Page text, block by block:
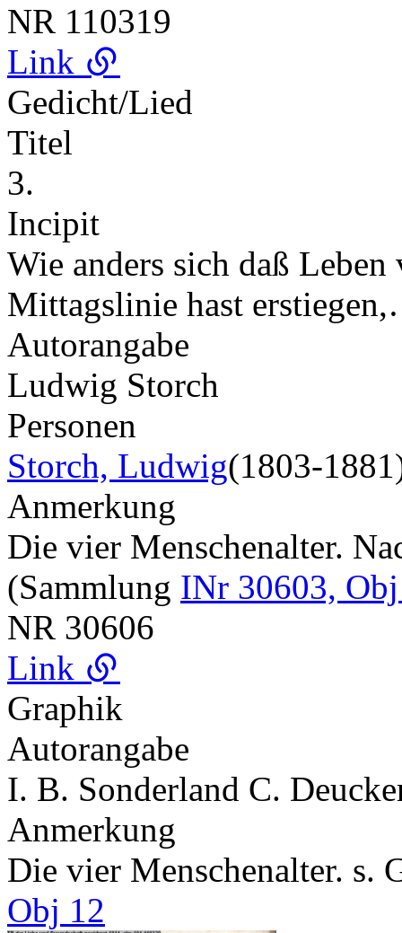
NR 110319
Link
Gedicht/Lied
Titel
3.
Incipit
Wie anders sich daß
Mittagslinie hast
Autorangabe
Ludwig Storch
Personen
Storch, Ludwig(1803-
Anmerkung
Die vier Menschenalter.
(Sammlung INr 30603,
NR 30606
Link
Graphik
Autorangabe
I. B. Sonderland C.
Anmerkung
Die vier Menschenalter. s.
Obj 12